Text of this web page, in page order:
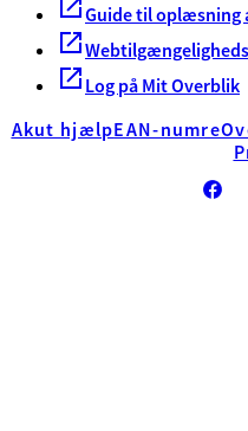
Guide til oplæsning
Log på Mit Overblik
Akut hjælpEAN-numre